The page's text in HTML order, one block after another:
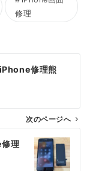
修理
修理熊
次のページへ
理